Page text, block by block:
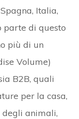
Italia,
parte di questo
più di un
Volume)
B2B, quali
per la casa,
animali,